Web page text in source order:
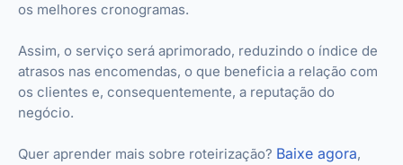
os melhores cronogramas.
Assim, o serviço será aprimorado, reduzindo o índice de
atrasos nas encomendas, o que beneficia a relação com
os clientes e, consequentemente, a reputação do
negócio.
Quer aprender mais sobre roteirização? Baixe agora,